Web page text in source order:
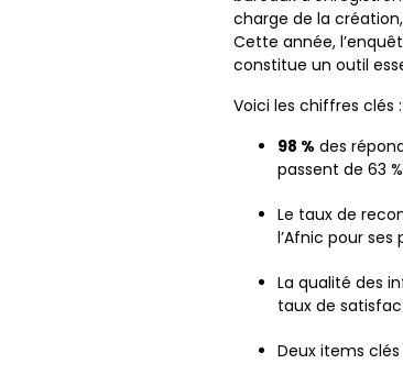
charge de la
Cette année,
constitue un outil
Voici les chiffres clés :
98 % des
passent de 63
Le taux de
l’Afnic pour
La qualité des
taux de
Deux items